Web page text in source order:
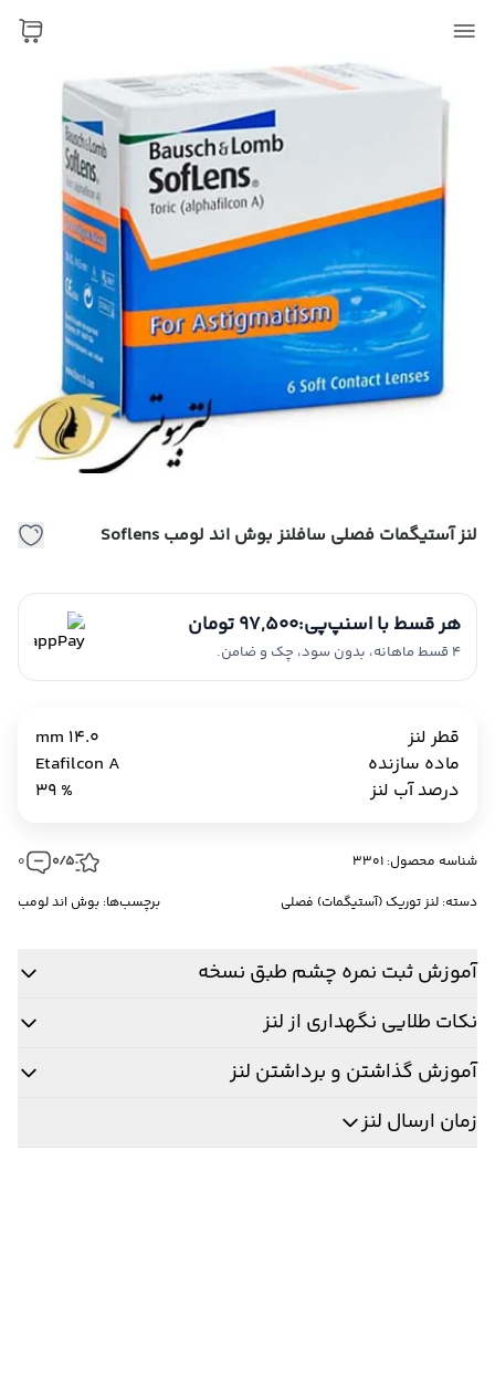
لنز آستیگمات فصلی سافلنز بوش اند لومب Soflens
هر قسط با اسنپ‌پی:97,500 تومان
4 قسط ماهانه، بدون سود، چک و ضامن.
قطر لنز
14.0 mm
ماده سازنده
Etafilcon A
درصد آب لنز
% 39
شناسه محصول: 3301 0/5
0
دسته: لنز توریک (آستیگمات) فصلی برچسب‌ها: بوش اند لومب
آموزش ثبت نمره چشم طبق نسخه
نکات طلایی نگهداری از لنز
آموزش گذاشتن و برداشتن لنز
زمان ارسال لنز